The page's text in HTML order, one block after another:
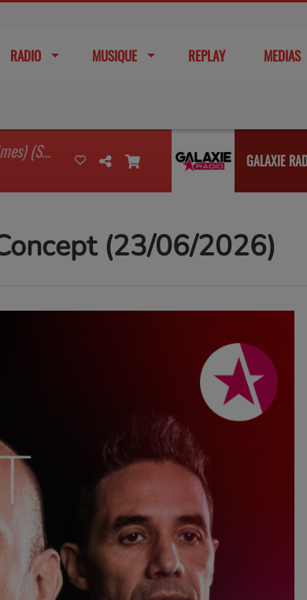
RADIO MUSIQUE REPLAY MEDIAS
I'm Watching You (So Many Times) (Sean Finn Remix) GALAXIE
(23/06/2026)
UNITED CLUBBING